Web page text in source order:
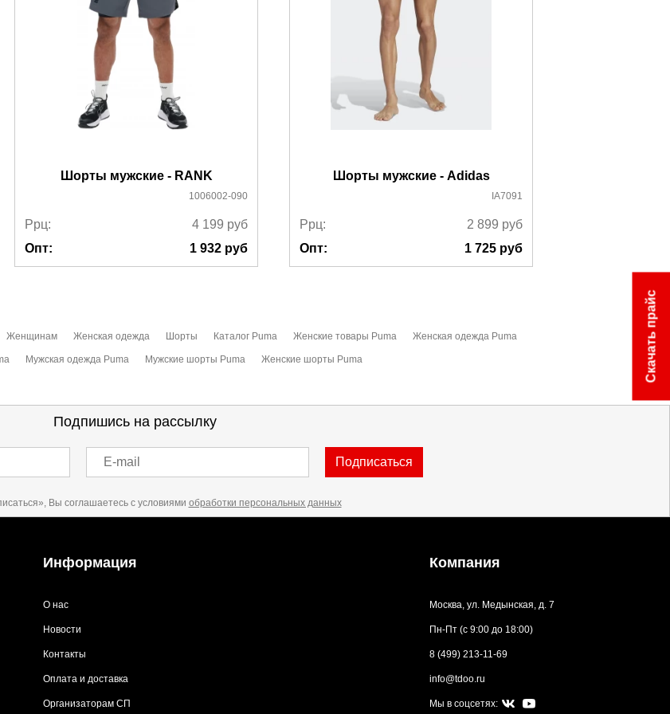
Шорты мужские - RANK
1006002-090
Ррц: 4 199 руб
Опт:
1 932 руб
Шорты мужские - Adidas
IA7091
Ррц: 2 899 руб
Опт:
1 725 руб
Женщинам Женская одежда Шорты Каталог Puma Женские товары Puma Женская одежда Puma
Мужская одежда Puma Мужские шорты Puma Женские шорты Puma
Подпишись на рассылку
E-mail Подписаться
Вы соглашаетесь с условиями обработки персональных данных
Информация
О нас
Новости
Контакты
Оплата и доставка
Организаторам СП
Компания
Москва, ул. Медынская, д. 7
Пн-Пт (с 9:00 до 18:00)
8 (499) 213-11-69
info@tdoo.ru
Мы в соцсетях:
Скачать прайс